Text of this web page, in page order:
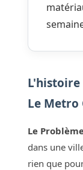
L'histoire
Le Metro
Le
dans une
rien que